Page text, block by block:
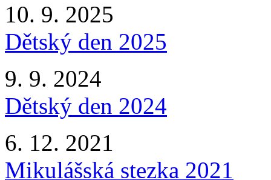
10. 9. 2025
Dětský den 2025
9. 9. 2024
Dětský den 2024
6. 12. 2021
Mikulášská stezka 2021